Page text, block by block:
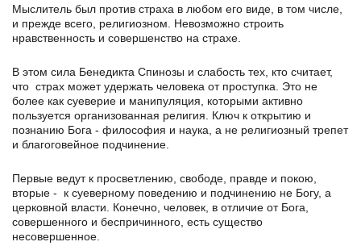
Мыслитель был против страха в любом его виде, в том числе,
и прежде всего, религиозном. Невозможно строить
нравственность и совершенство на страхе.
В этом сила Бенедикта Спинозы и слабость тех, кто считает,
что страх может удержать человека от проступка. Это не
более как суеверие и манипуляция, которыми активно
пользуется организованная религия. Ключ к открытию и
познанию Бога - философия и наука, а не религиозный трепет
и благоговейное подчинение.
Первые ведут к просветлению, свободе, правде и покою,
вторые - к суеверному поведению и подчинению не Богу, а
церковной власти. Конечно, человек, в отличие от Бога,
совершенного и беспричинного, есть существо
несовершенное.